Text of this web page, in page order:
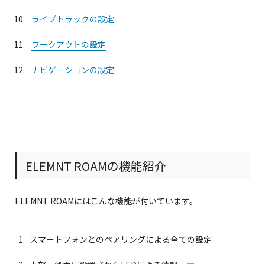
ライブトラックの設定
ワークアウトの設定
ナビゲーションの設定
ELEMNT ROAMの機能紹介
ELEMNT ROAMにはこんな機能が付いています。
スマートフォンとのペアリングによる全ての設定